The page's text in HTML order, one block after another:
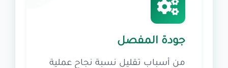
جودة المفصل
من أسباب تقليل نسبة نجاح عملية